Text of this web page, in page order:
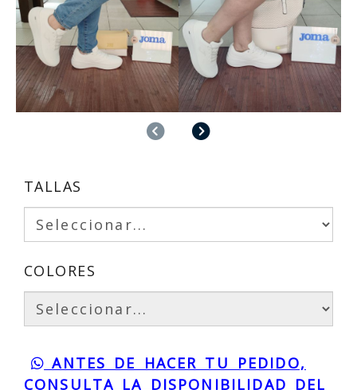
AnteriorSiguiente
TALLAS
COLORES
ANTES DE HACER TU PEDIDO,
CONSULTA LA DISPONIBILIDAD DEL